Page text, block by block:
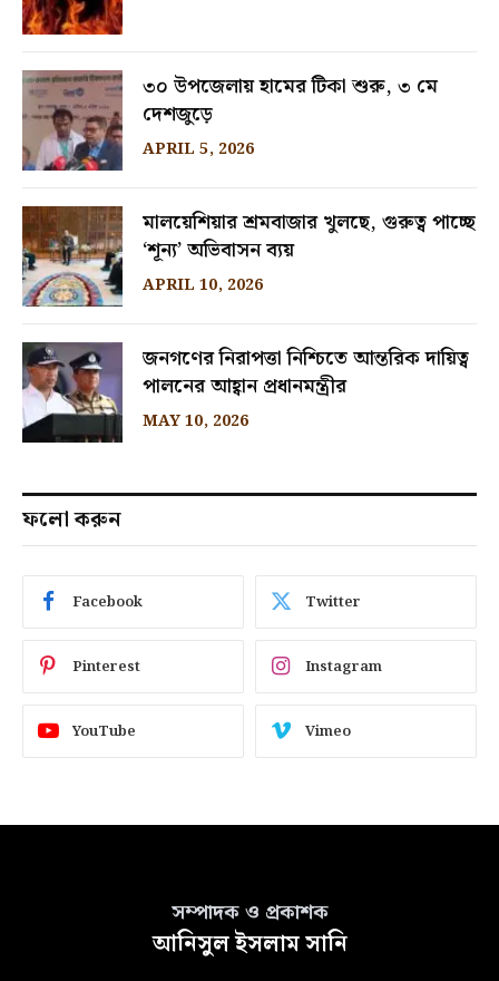
৩০ উপজেলায় হামের টিকা শুরু, ৩ মে
দেশজুড়ে
APRIL 5, 2026
মালয়েশিয়ার শ্রমবাজার খুলছে, গুরুত্ব পাচ্ছে
‘শূন্য’ অভিবাসন ব্যয়
APRIL 10, 2026
জনগণের নিরাপত্তা নিশ্চিতে আন্তরিক দায়িত্ব
পালনের আহ্বান প্রধানমন্ত্রীর
MAY 10, 2026
ফলো করুন
Facebook Twitter
Pinterest Instagram
YouTube Vimeo
সম্পাদক ও প্রকাশক
আনিসুল ইসলাম সানি